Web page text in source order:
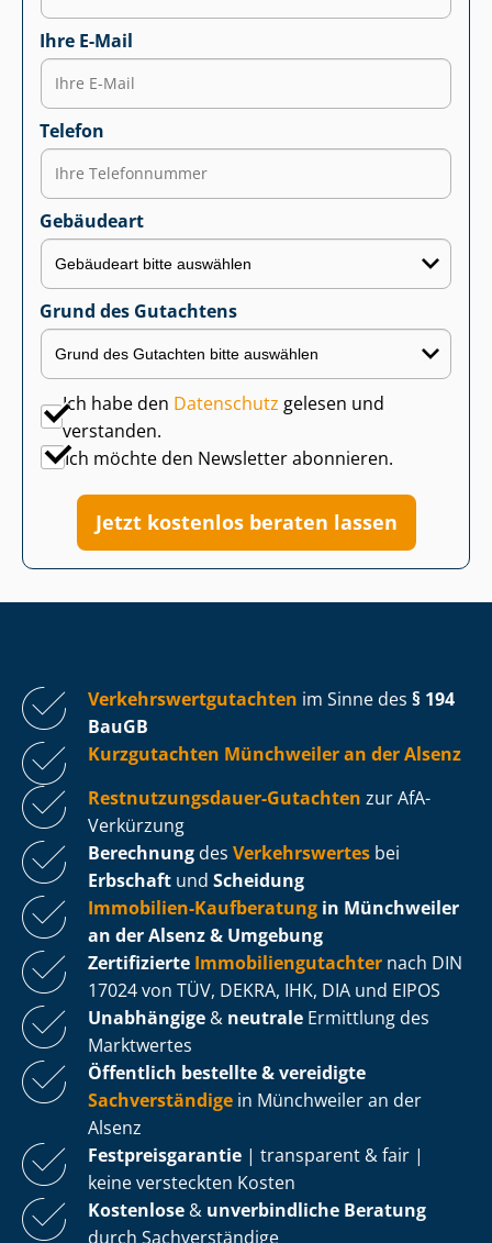
Ihre E-Mail
Telefon
Gebäudeart
Grund des Gutachtens
Ich habe den Datenschutz gelesen und
verstanden.
Ich möchte den Newsletter abonnieren.
Jetzt kostenlos beraten lassen
Ver­kehrs­wert­gut­ach­ten im Sinne des § 194
BauGB
Kurzgutachten Münchweiler an der Alsenz
Rest­nut­zungs­dau­er-Gutachten zur AfA-
Verkürzung
Berechnung des Verkehrswertes bei
Erbschaft und Scheidung
Immobilien-Kaufberatung in Münchweiler
an der Alsenz & Umgebung
Zertifizierte Im­mo­bi­li­en­gut­ach­ter nach DIN
17024 von TÜV, DEKRA, IHK, DIA und EIPOS
Unabhängige & neutrale Ermittlung des
Marktwertes
Öffentlich bestellte & vereidigte
Sachverständige in Münchweiler an der
Alsenz
Fest­preis­ga­ran­tie | transparent & fair |
keine versteckten Kosten
Kostenlose & unverbindliche Beratung
durch Sachverständige